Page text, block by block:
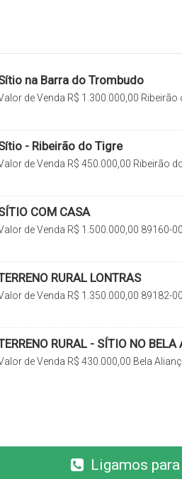
na Barra do Trombudo
R$ 1.300.000,00
de Venda
Ribeirão
- Ribeirão do Tigre
R$ 450.000,00
de Venda
Ribeirão
COM CASA
R$ 1.500.000,00
de Venda
89160-
RURAL LONTRAS
R$ 1.350.000,00
de Venda
89182-
RURAL - SÍTIO NO BELA
R$ 430.000,00
de Venda
Bela
Ligamos para